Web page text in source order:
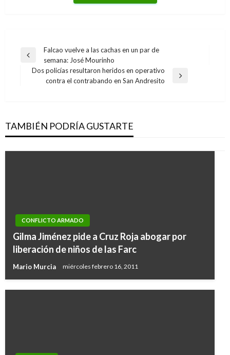
Navegación
entradas
Entrada
anterior
Falcao vuelve a las cachas en un par de
semana: José Mourinho
Entrada
Dos policías resultaron heridos en operativo
contra el contrabando en San Andresito
TAMBIÉN PODRÍA GUSTARTE
CONFLICTO ARMADO
Gilma Jiménez pide a Cruz Roja abogar por
liberación de niños de las Farc
Mario Murcia miércoles febrero 16, 2011